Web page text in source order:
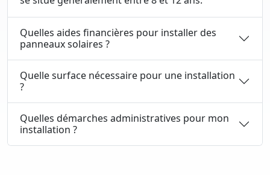
Quelles aides financières pour installer des
panneaux solaires ?
Quelle surface nécessaire pour une installation
?
Quelles démarches administratives pour mon
installation ?